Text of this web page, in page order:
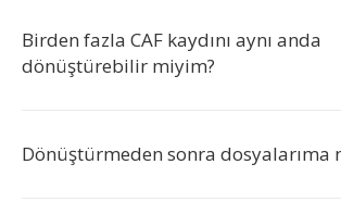
Birden fazla CAF kaydını aynı anda
dönüştürebilir miyim?
Dönüştürmeden sonra dosyalarıma